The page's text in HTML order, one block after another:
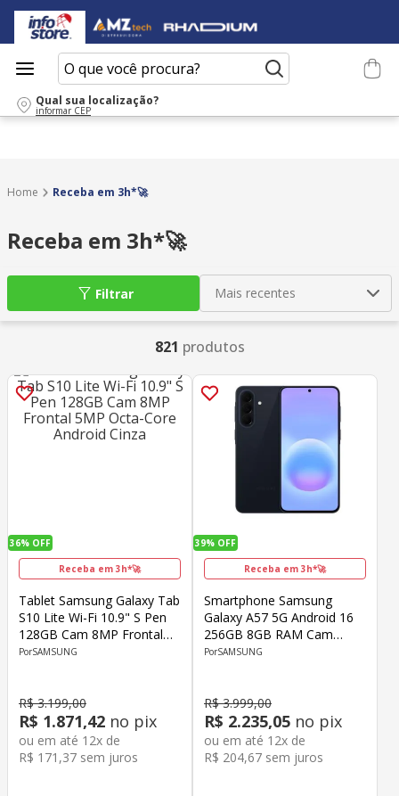
O que você procura?
Qual sua localização?
informar CEP
Receba em 3h*🚀
Receba em 3h*🚀
Mais recentes
Filtrar
821 produtos
36% OFF
Receba em 3h*🚀
Tablet Samsung Galaxy Tab
S10 Lite Wi-Fi 10.9" S Pen
128GB Cam 8MP Frontal
5MP Octa-Core Android
SAMSUNG
R$ 3.199,00
R$ 1.871,42 no pix
ou em até 12x de
R$ 171 ,37 sem juros
39% OFF
Receba em 3h*🚀
Smartphone Samsung
Galaxy A57 5G Android 16
256GB 8GB RAM Cam
50MP+12MP+5MP Front
SAMSUNG
R$ 3.999,00
R$ 2.235,05 no pix
ou em até 12x de
R$ 204,67 sem juros